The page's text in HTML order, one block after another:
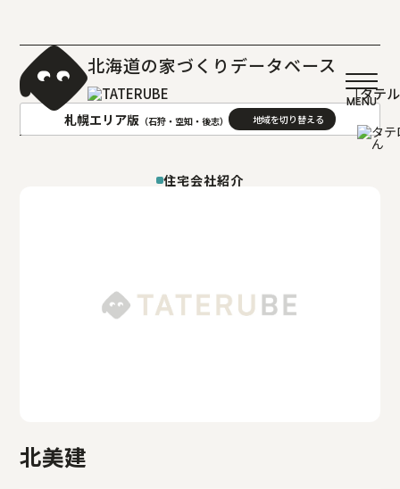
北海道の家づくりデータベース
［タテ
札幌エリア版 （石狩・空知・後志）
北見(オホーツク)版
住宅会社紹介
北美建